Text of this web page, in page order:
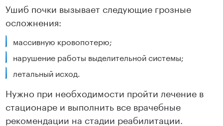
Ушиб почки вызывает следующие грозные
осложнения:
массивную кровопотерю;
нарушение работы выделительной системы;
летальный исход.
Нужно при необходимости пройти лечение в
стационаре и выполнить все врачебные
рекомендации на стадии реабилитации.